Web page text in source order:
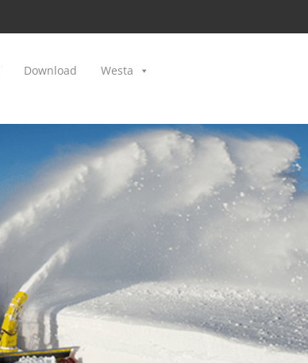
Download Westa